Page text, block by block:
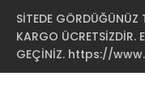
SİTEDE GÖRDÜĞÜNÜZ
KARGO ÜCRETSİZDİR.
GEÇİNİZ. https://